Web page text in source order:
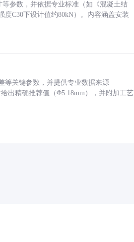
参数，并依据专业标准（如《混凝土结
度C30下设计值约80kN）。内容涵盖安装
等关键参数，并提供专业数据来源
出精确推荐值（Φ5.18mm），并附加工艺